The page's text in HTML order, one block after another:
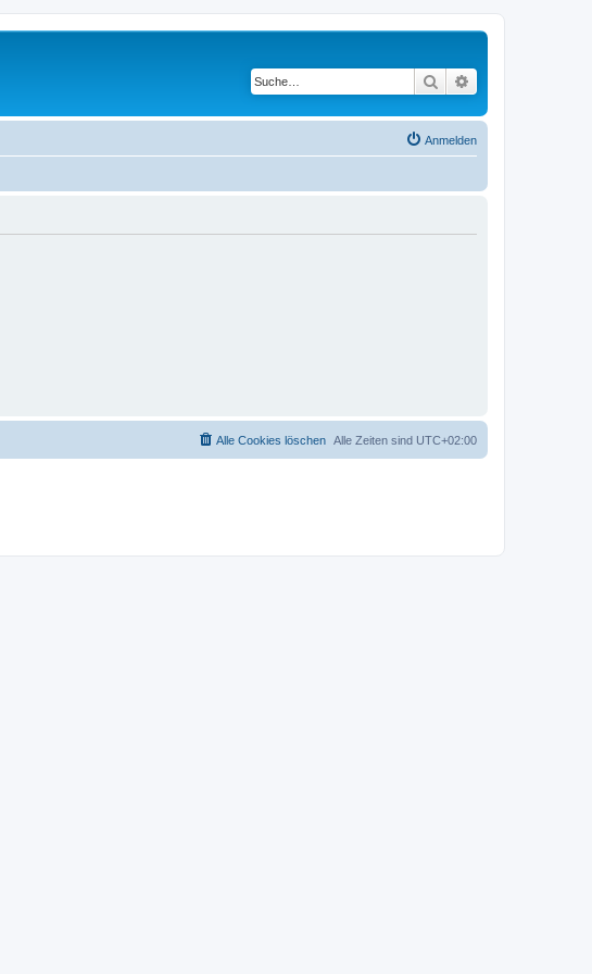
Suche
Anmelden
Alle Zeiten sind UTC+02:00
Alle Cookies löschen